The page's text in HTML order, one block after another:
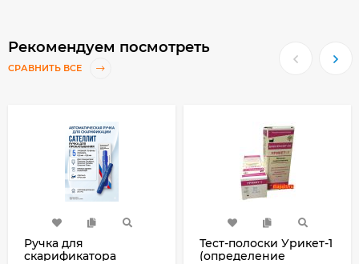
Рекомендуем посмотреть
СРАВНИТЬ ВСЕ
Ручка для
скарификатора
Тест-полоски Урикет-1
(определение